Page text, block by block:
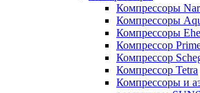
Компрессоры
Компрессоры
Компрессоры
Компрессор
Компрессор
Компрессор Tetra
Компрессоры и